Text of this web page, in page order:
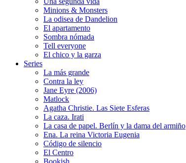
Minions & Monsters
La odisea de Dandelion
El apartamento
Sombra nómada
Tell everyone
El chico y la garza
Series
La más grande
Contra la ley
Jane Eyre (2006)
Matlock
Agatha Christie. Las Siete Esferas
La caza. Irati
La casa de papel. Berlín y la dama del armiño
Ena. La reina Victoria Eugenia
Código de silencio
El Centro